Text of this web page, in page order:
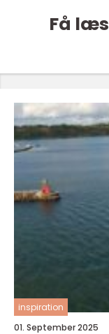
Få
inspiration
01. September 2025